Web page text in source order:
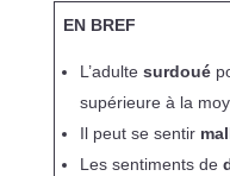
EN BREF
L’adulte surdoué
supérieure à la
Il peut se sentir
Les sentiments de